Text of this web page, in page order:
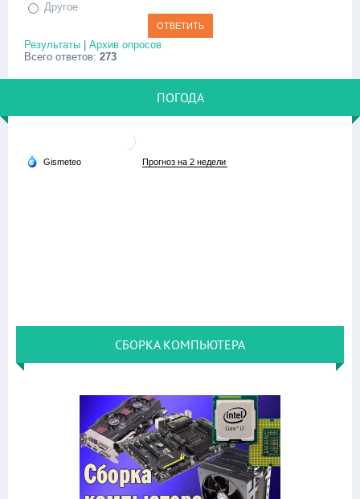
Другое
Результаты | Архив опросов
Всего ответов: 273
ПОГОДА
СБОРКА КОМПЬЮТЕРА